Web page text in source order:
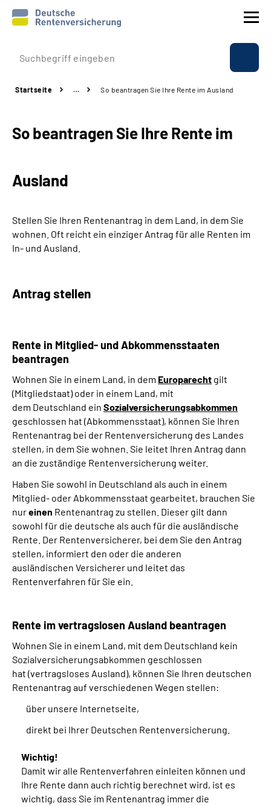
Prävention
Rente
Über uns & Presse
Suche
Inhalte in Gebärdensprache (DGS)
Leichte Sprache
Mein Kundenportal
Startseite … So beantragen Sie Ihre Rente im Ausland
So beantragen Sie Ihre Rente im
Ausland
Stellen Sie Ihren Rentenantrag in dem Land, in dem Sie
wohnen. Oft reicht ein einziger Antrag für alle Renten im
In- und Ausland.
Antrag stellen
Rente in Mitglied- und Abkommensstaaten
beantragen
Wohnen Sie in einem Land, in dem Europarecht gilt
(Mitgliedstaat) oder in einem Land, mit
dem Deutschland ein Sozialversicherungsabkommen
geschlossen hat (Abkommensstaat), können Sie Ihren
Rentenantrag bei der Rentenversicherung des Landes
stellen, in dem Sie wohnen. Sie leitet Ihren Antrag dann
an die zuständige Rentenversicherung weiter.
Haben Sie sowohl in Deutschland als auch in einem
Mitglied- oder Abkommensstaat gearbeitet, brauchen Sie
nureinen Rentenantrag zu stellen. Dieser gilt dann
sowohl für die deutsche als auch für die ausländische
Rente. Der Rentenversicherer, bei dem Sie den Antrag
stellen, informiert den oder die anderen
ausländischen Versicherer und leitet das
Rentenverfahren für Sie ein.
Rente im vertragslosen Ausland beantragen
Wohnen Sie in einem Land, mit dem Deutschland kein
Sozialversicherungsabkommen geschlossen
hat (vertragsloses Ausland), können Sie Ihren deutschen
Rentenantrag auf verschiedenen Wegen stellen:
über unsere Internetseite,
direkt bei Ihrer Deutschen Rentenversicherung.
Wichtig!
Damit wir alle Rentenverfahren einleiten können und
Ihre Rente dann auch richtig berechnet wird, ist es
wichtig, dass Sie im Rentenantrag immer die